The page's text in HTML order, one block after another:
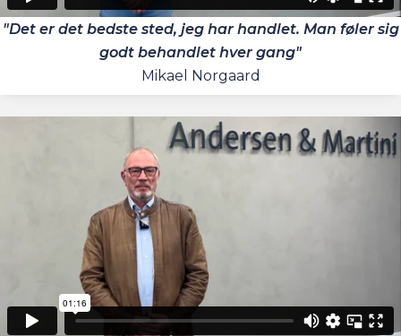
"Det er det bedste sted, jeg har handlet. Man føler sig
godt behandlet hver gang"
Mikael Norgaard